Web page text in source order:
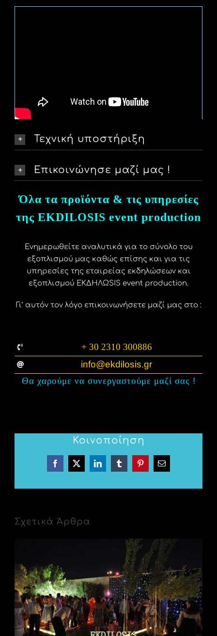
Τεχνική υποστήριξη
Επικοινώνησε μαζί μας !
Όλα τα προϊόντα & τις υπηρεσίες
της EKDILOSIS event production
Ενημερωθείτε αναλυτικά για το σύνολο του
εξοπλισμού μας καθώς επίσης και για τις
υπηρεσίες της εταιρείας εκδηλώσεων και
εξοπλισμού ΕΚΔΗΛΩSIS event production.
Γι’ αυτόν τον λόγο επικοινωνήσετε μαζί μας στο :
+ 30 2310 300886
info@ekdilosis.gr
Θα χαρούμε να συνεργαστούμε μαζί σας !
Κοινοποίηση
Facebook
X LinkedInTumblrPinterestEmail
Σχετικά Άρθρα